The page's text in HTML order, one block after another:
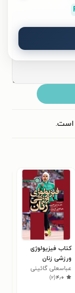
است.
کتاب فیزیولوژی
ورزشی زنان
عباسعلی گائینی
۴٫۰(۲)